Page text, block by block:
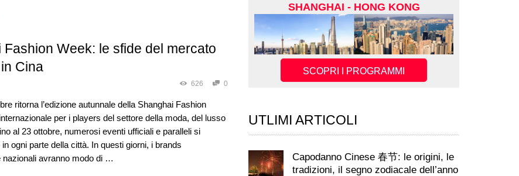
Fashion Week: le sfide del mercato
Cina
626 0
ritorna l’edizione autunnale della Shanghai Fashion
per i players del settore della moda, del lusso
al 23 ottobre, numerosi eventi ufficiali e paralleli si
ogni parte della città. In questi giorni, i brands
nazionali avranno modo di …
SHANGHAI - HONG KONG
SCOPRI I PROGRAMMI
UTLIMI ARTICOLI
Capodanno Cinese 春节: le origini, le
tradizioni, il segno zodiacale dell’anno